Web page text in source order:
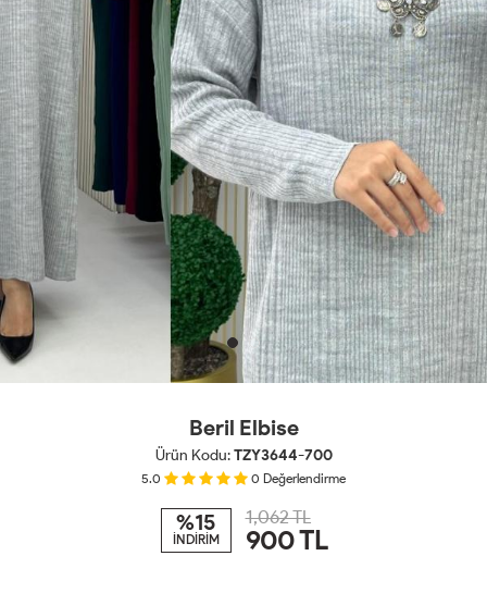
Beril Elbise
Ürün Kodu:TZY3644-700
5.0 0 Değerlendirme
%15
İNDİRİM
1,062 TL
900TL